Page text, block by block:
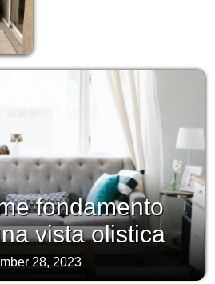
fondamento
vista olistica
28, 2023